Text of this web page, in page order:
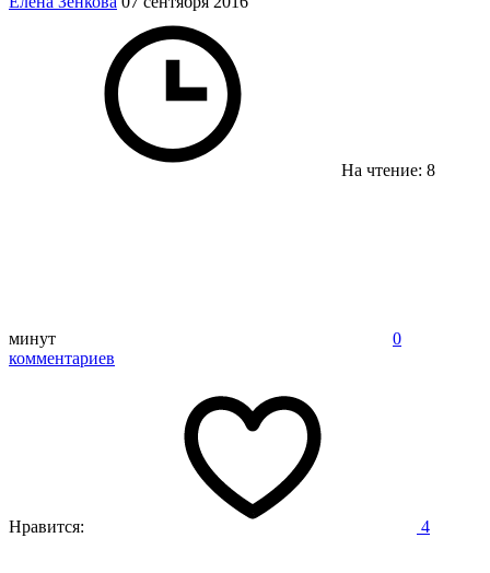
На чтение: 8
минут
0
комментариев
Нравится: 4